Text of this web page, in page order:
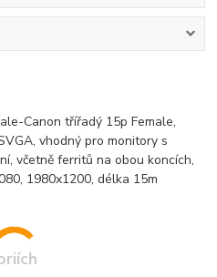
Canon třířadý 15p Female,
vhodný pro monitory s
včetně ferritů na obou koncích,
1980x1200, délka 15m